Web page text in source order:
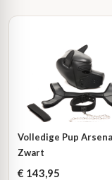
Volledige Pup
Zwart
€ 143,95